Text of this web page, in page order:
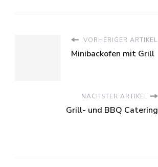
VORHERIGER ARTIKEL
Minibackofen mit Grill
NÄCHSTER ARTIKEL
Grill- und BBQ Catering